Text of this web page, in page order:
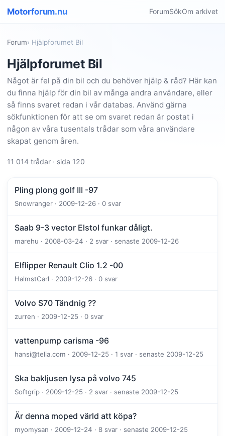
Motorforum.nu ForumSökOm arkivet
Forum› Hjälpforumet Bil
Hjälpforumet Bil
Något är fel på din bil och du behöver hjälp & råd? Här kan
du finna hjälp för din bil av många andra användare, eller
så finns svaret redan i vår databas. Använd gärna
sökfunktionen för att se om svaret redan är postat i
någon av våra tusentals trådar som våra användare
skapat genom åren.
11 014 trådar · sida 120
Pling plong golf III -97
Snowranger · 2009-12-26 · 0 svar
Saab 9-3 vector Elstol funkar dåligt.
marehu · 2008-03-24 · 2 svar · senaste 2009-12-26
Elflipper Renault Clio 1.2 -00
HalmstCarl · 2009-12-26 · 0 svar
Volvo S70 Tändnig ??
zurren · 2009-12-25 · 0 svar
vattenpump carisma -96
hansi@telia.com · 2009-12-25 · 1 svar · senaste 2009-12-25
Ska bakljusen lysa på volvo 745
Softgrip · 2009-12-25 · 2 svar · senaste 2009-12-25
Är denna moped värld att köpa?
myomysan · 2009-12-24 · 8 svar · senaste 2009-12-25